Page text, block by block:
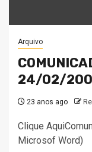
Arquivo
24/02/
23 anos ago
Clique
Microsof Word)